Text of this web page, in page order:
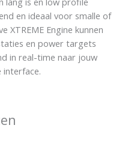
en ideaal voor smalle of
XTREME Engine kunnen
en power targets
in real-time naar jouw
interface.